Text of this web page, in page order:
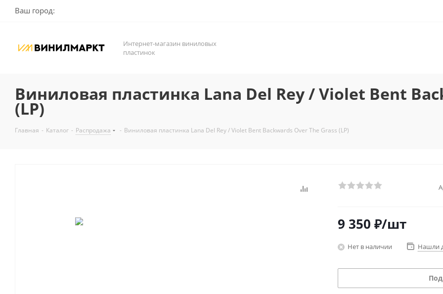
Ваш город:
Интернет-магазин виниловых
пластинок
Виниловая пластинка Lana Del Rey / Violet Bent
(LP)
Главная - Каталог - Распродажа - Виниловая пластинка Lana Del Rey / Violet Bent Backwards Over The Grass (LP)
9 350 ₽/шт
Нет в наличии Нашли